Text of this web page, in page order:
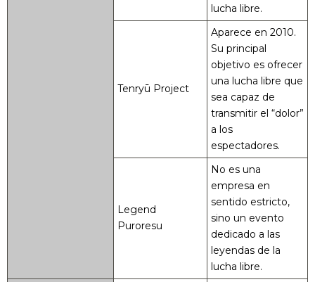
lucha libre.
Tenryū Project
Aparece en 2010.
Su principal
objetivo es ofrecer
una lucha libre que
sea capaz de
transmitir el “dolor”
a los
espectadores.
Legend
Puroresu
No es una
empresa en
sentido estricto,
sino un evento
dedicado a las
leyendas de la
lucha libre.